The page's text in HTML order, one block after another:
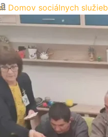
Domov sociálnych služieb